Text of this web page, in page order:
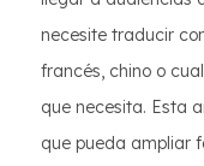
necesite traducir
francés, chino o
que necesita. Esta
que pueda ampliar